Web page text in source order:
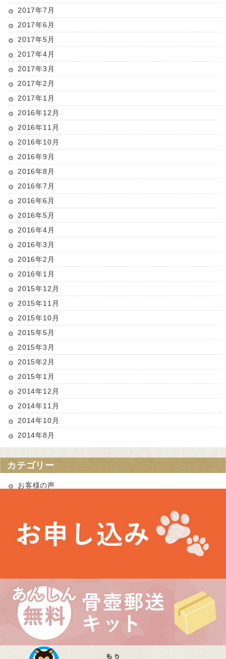
2017年7月
2017年6月
2017年5月
2017年4月
2017年3月
2017年2月
2017年1月
2016年12月
2016年11月
2016年10月
2016年9月
2016年8月
2016年7月
2016年6月
2016年5月
2016年4月
2016年3月
2016年2月
2016年1月
2015年12月
2015年11月
2015年10月
2015年5月
2015年3月
2015年2月
2015年1月
2014年12月
2014年11月
2014年10月
2014年8月
カテゴリー
お客様の声
最近の投稿
埼玉県 Kさま（あかりちゃん・きなりちゃん）
千葉県 Uさま（エルフちゃん・ソルシエールちゃん）
愛知県 Kさま（Litoちゃん）
東京都 Aさま（ミンスちゃん）